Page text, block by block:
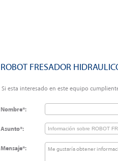
ROBOT FRESADOR
Si esta interesado en este equipo
Nombre*:
Asunto*:
Mensaje*: